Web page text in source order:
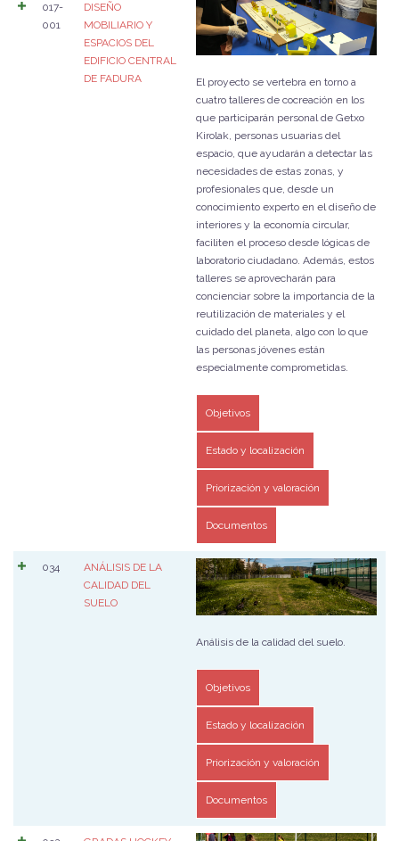
017-
001
DISEÑO
MOBILIARIO Y
ESPACIOS DEL
EDIFICIO CENTRAL
DE FADURA
El proyecto se vertebra en torno a
cuatro talleres de cocreación en los
que participarán personal de Getxo
Kirolak, personas usuarias del
espacio, que ayudarán a detectar las
necesidades de estas zonas, y
profesionales que, desde un
conocimiento experto en el diseño de
interiores y la economía circular,
faciliten el proceso desde lógicas de
laboratorio ciudadano. Además, estos
talleres se aprovecharán para
concienciar sobre la importancia de la
reutilización de materiales y el
cuidado del planeta, algo con lo que
las personas jóvenes están
especialmente comprometidas.
Objetivos
Estado y localización
Priorización y valoración
Documentos
034
ANÁLISIS DE LA
CALIDAD DEL
SUELO
Análisis de la calidad del suelo.
Objetivos
Estado y localización
Priorización y valoración
Documentos